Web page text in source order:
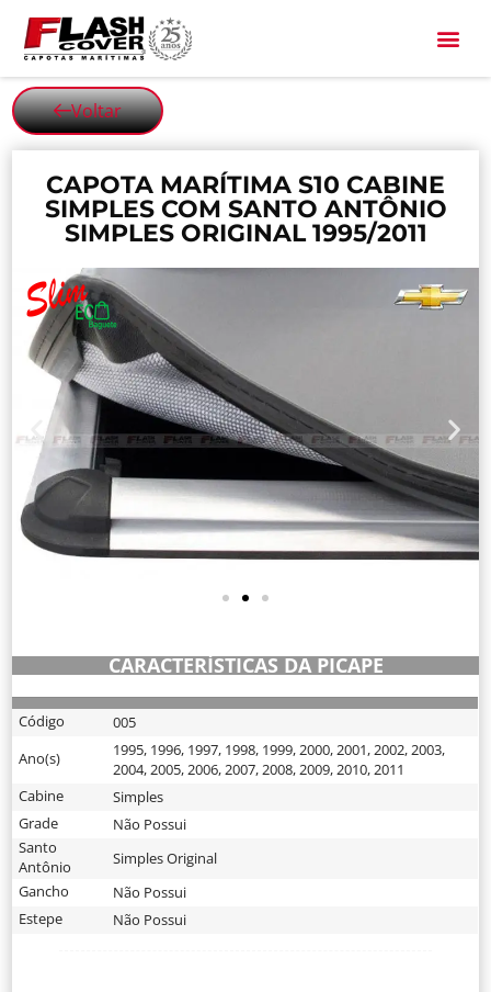
Voltar
CAPOTA MARÍTIMA S10 CABINE
SIMPLES COM SANTO ANTÔNIO
SIMPLES ORIGINAL 1995/2011
CARACTERÍSTICAS DA PICAPE
Código
005
Ano(s)
1995, 1996, 1997, 1998, 1999,2000,2001,2002,2003,
2004,2005,2006,2007,2008,2009,2010,2011
Cabine
Simples
Grade
Não Possui
Santo
Antônio
Simples Original
Gancho
Não Possui
Estepe
Não Possui